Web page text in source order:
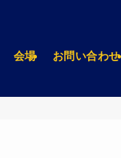
会場 お問い合わせ